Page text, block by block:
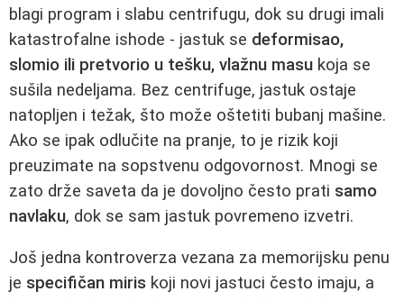
blagi program i slabu centrifugu, dok su drugi imali
katastrofalne ishode - jastuk se deformisao,
slomio ili pretvorio u tešku, vlažnu masu koja se
sušila nedeljama. Bez centrifuge, jastuk ostaje
natopljen i težak, što može oštetiti bubanj mašine.
Ako se ipak odlučite na pranje, to je rizik koji
preuzimate na sopstvenu odgovornost. Mnogi se
zato drže saveta da je dovoljno često prati samo
navlaku, dok se sam jastuk povremeno izvetri.
Još jedna kontroverza vezana za memorijsku penu
je specifičan miris koji novi jastuci često imaju, a